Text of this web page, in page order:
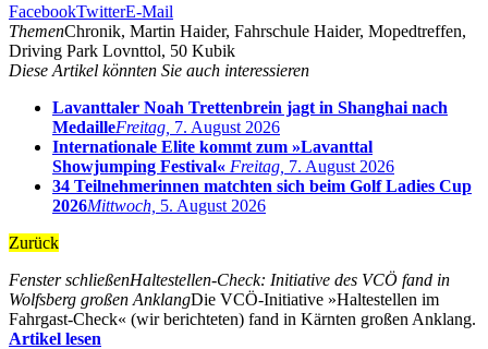
FacebookTwitterE-Mail
ThemenChronik, Martin Haider, Fahrschule Haider, Mopedtreffen,
Driving Park Lovnttol, 50 Kubik
Diese Artikel könnten Sie auch interessieren
Lavanttaler Noah Trettenbrein jagt in Shanghai nach
MedailleFreitag, 7. August 2026
Internationale Elite kommt zum »Lavanttal
Showjumping Festival« Freitag, 7. August 2026
34 Teilnehmerinnen matchten sich beim Golf Ladies Cup
2026Mittwoch, 5. August 2026
Zurück
Fenster schließenHaltestellen-Check: Initiative des VCÖ fand in
Wolfsberg großen AnklangDie VCÖ-Initiative »Haltestellen im
Fahrgast-Check« (wir berichteten) fand in Kärnten großen Anklang.
Artikel lesen